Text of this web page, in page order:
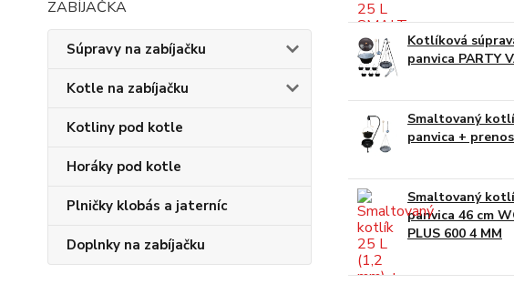
ZABÍJAČKA
Súpravy na zabíjačku
Kotle na zabíjačku
Kotliny pod kotle
Horáky pod kotle
Plničky klobás a jaterníc
Doplnky na zabíjačku
Kotlíková
panvica PARTY
Smaltovaný
panvica +
Smaltovaný
panvica 46 cm
PLUS 600 4 MM